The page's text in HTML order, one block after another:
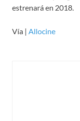
estrenará en 2018.
Vía | Allocine